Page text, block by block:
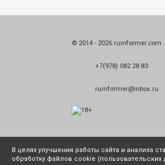
© 2014 - 2026 ruinformer.com
+7(978) 082 28 83
ruinformer@inbox.ru
В целях улучшения работы сайта и анализа
обработку файлов cookie (пользовательских